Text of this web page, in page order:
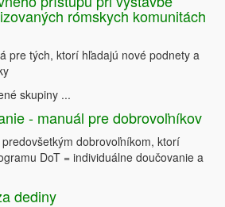
rómskych komunitách
pre tých, ktorí hľadajú nové podnety a
skupiny ...
- manuál pre dobrovoľníkov
dobrovoľníkom, ktorí
DoT = individuálne doučovanie a
dediny